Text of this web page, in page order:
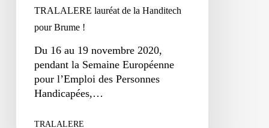
TRALALERE lauréat de la Handitech
pour Brume !
Du 16 au 19 novembre 2020,
pendant la Semaine Européenne
pour l’Emploi des Personnes
Handicapées,…
TRALALERE